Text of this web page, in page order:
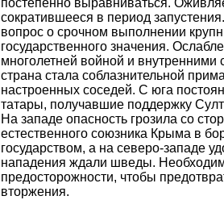
сократившееся в период
вопрос о срочном выполнении
государственного значения.
многолетней войной и
страна стала соблазнительной
настроенных соседей. С юга
татары, получавшие поддержку
На западе опасность грозила со
естественного союзника Крыма в
государством, а на северо-западе
нападения ждали шведы.
предосторожности, чтобы
вторжения.